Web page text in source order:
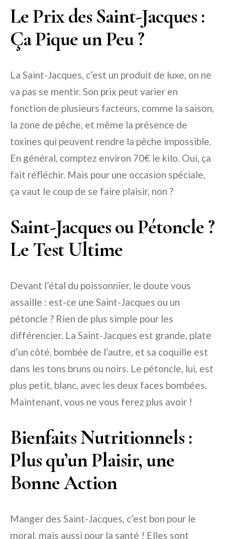
Le Prix des Saint-Jacques :
Ça Pique un Peu ?
La Saint-Jacques, c’est un produit de luxe, on ne
va pas se mentir. Son prix peut varier en
fonction de plusieurs facteurs, comme la saison,
la zone de pêche, et même la présence de
toxines qui peuvent rendre la pêche impossible.
En général, comptez environ 70€ le kilo. Oui, ça
fait réfléchir. Mais pour une occasion spéciale,
ça vaut le coup de se faire plaisir, non ?
Saint-Jacques ou Pétoncle ?
Le Test Ultime
Devant l’étal du poissonnier, le doute vous
assaille : est-ce une Saint-Jacques ou un
pétoncle ? Rien de plus simple pour les
différencier. La Saint-Jacques est grande, plate
d’un côté, bombée de l’autre, et sa coquille est
dans les tons bruns ou noirs. Le pétoncle, lui, est
plus petit, blanc, avec les deux faces bombées.
Maintenant, vous ne vous ferez plus avoir !
Bienfaits Nutritionnels :
Plus qu’un Plaisir, une
Bonne Action
Manger des Saint-Jacques, c’est bon pour le
moral, mais aussi pour la santé ! Elles sont